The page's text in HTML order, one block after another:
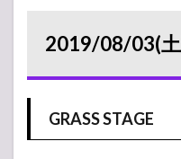
2019/08/03(
GRASS STAGE